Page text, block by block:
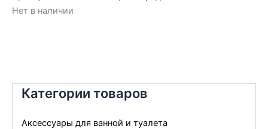
Категории товаров
Аксессуары для ванной и туалета
Нет в наличии